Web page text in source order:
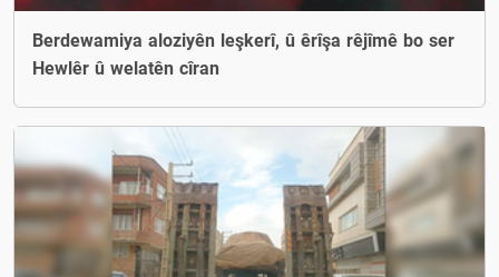
Berdewamiya aloziyên leşkerî, û êrîşa rêjîmê bo ser
Hewlêr û welatên cîran